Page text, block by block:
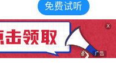
免费试听
X
广告